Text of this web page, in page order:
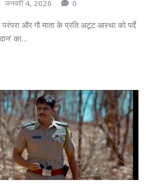
जनवरी 4, 2026 0
परंपरा और गौ माता के प्रति अटूट आस्था को पर्दे
का…